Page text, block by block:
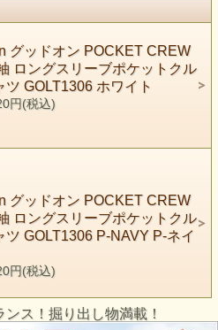
グッドオン POCKET CREW
ロングスリーブポケットクル
ツ GOLT1306 ホワイト
円(税込)
グッドオン POCKET CREW
ロングスリーブポケットクル
ツ GOLT1306 P-NAVY P-ネイ
円(税込)
ス！掘り出し物満載！